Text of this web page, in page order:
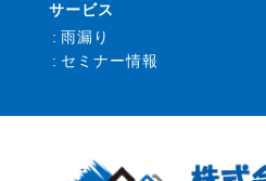
サービス
雨漏り
セミナー情報